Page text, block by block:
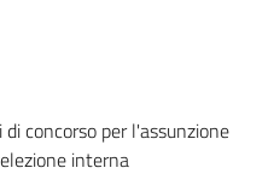
concorso per l'assunzione
interna